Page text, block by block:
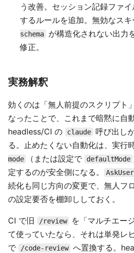
う改善。セッション記録ファ
するルールを追加。無効なス
schema
が構造化されない出力
修正。
実務解釈
効くのは「無人前提のスクリプト
なったことで、これまで暗黙に自
headless/CI の
claude 呼び出し
る。止めたくない自動化は、実行
mode
（または設定で defaultMode
定するのが安全側になる。
続化も同じ方向の変更で、無人フ
の設定要否を棚卸ししておく。
CI で旧 /review
を「マルチエー
て使っていたなら、それは単発レ
で
/code-review へ置換する。